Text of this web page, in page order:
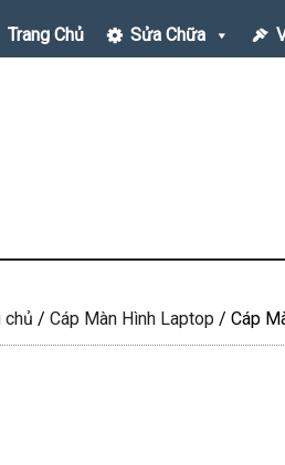
Trang Chủ Sửa Chữa
chủ / Cáp Màn Hình Laptop / Cáp